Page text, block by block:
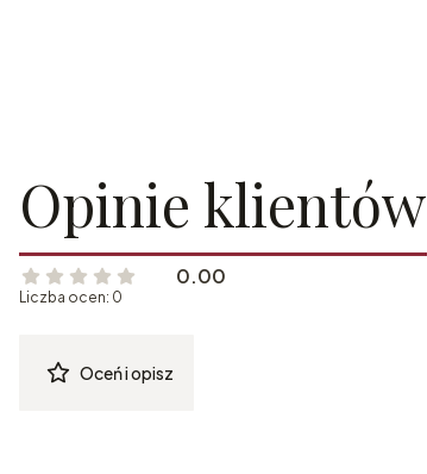
Opinie klientów
0.00
Liczba ocen: 0
Oceń i opisz